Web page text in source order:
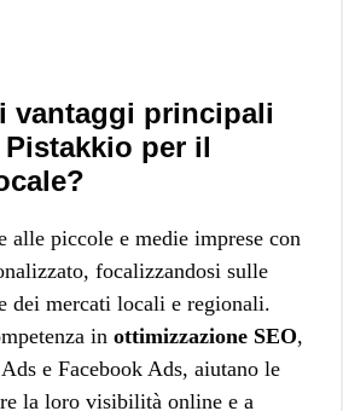
vantaggi principali
per il
alle piccole e medie imprese con
focalizzandosi sulle
dei mercati locali e regionali.
in ottimizzazione SEO,
e Facebook Ads, aiutano le
la loro visibilità online e a